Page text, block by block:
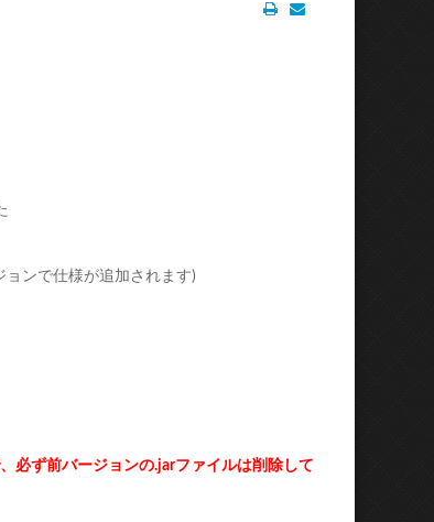
ンで仕様が追加されます)
必ず前バージョンの.jarファイルは削除して